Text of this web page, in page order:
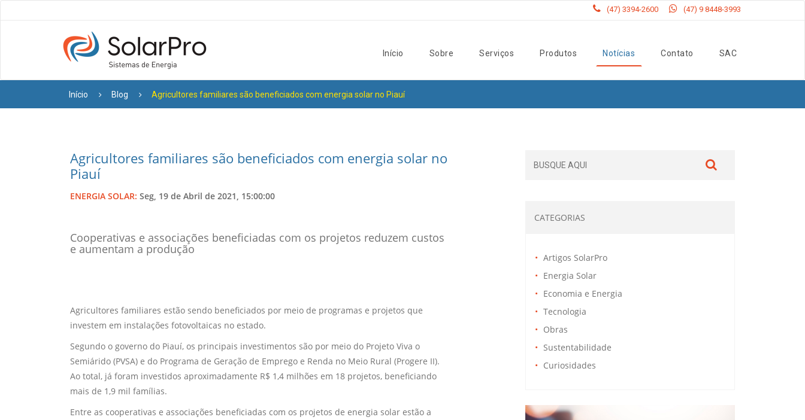
(47) 3394-2600 (47) 9 8448-3993
Início Sobre Serviços Produtos Notícias Contato SAC
Início Blog Agricultores familiares são beneficiados com energia solar no Piauí
Agricultores familiares são beneficiados com energia solar no
Piauí
ENERGIA SOLAR: Seg, 19 de Abril de 2021, 15:00:00
Cooperativas e associações beneficiadas com os projetos reduzem custos
e aumentam a produção
Agricultores familiares estão sendo beneficiados por meio de programas e projetos que
investem em instalações fotovoltaicas no estado.
Segundo o governo do Piauí, os principais investimentos são por meio do Projeto Viva o
Semiárido (PVSA) e do Programa de Geração de Emprego e Renda no Meio Rural (Progere II).
Ao total, já foram investidos aproximadamente R$ 1,4 milhões em 18 projetos, beneficiando
mais de 1,9 mil famílias.
Entre as cooperativas e associações beneficiadas com os projetos de energia solar estão a
CATEGORIAS
Artigos SolarPro
Energia Solar
Economia e Energia
Tecnologia
Obras
Sustentabilidade
Curiosidades